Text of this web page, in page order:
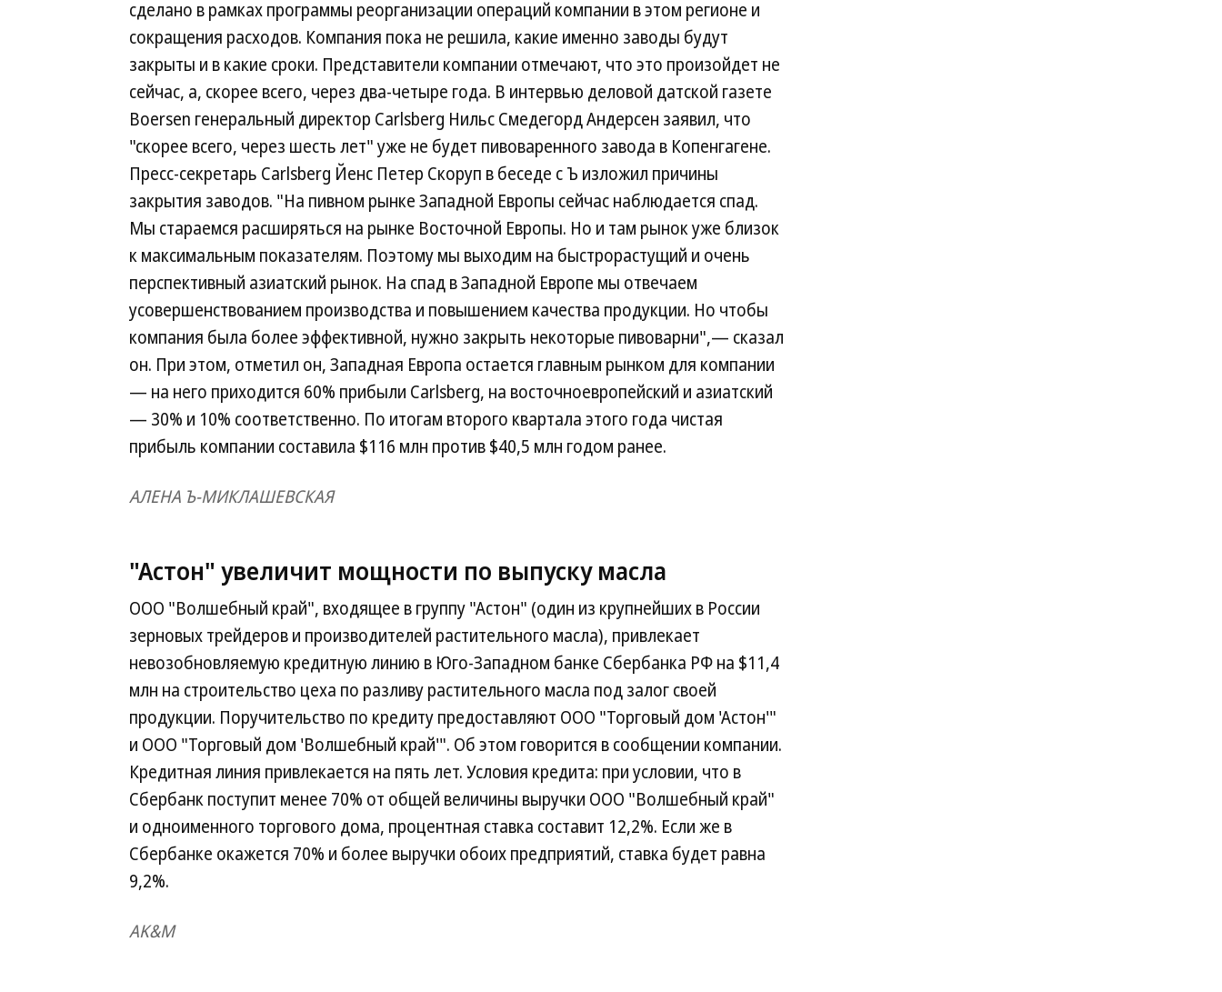
сделано в рамках программы реорганизации операций компании в этом регионе и
сокращения расходов. Компания пока не решила, какие именно заводы будут
закрыты и в какие сроки. Представители компании отмечают, что это произойдет не
сейчас, а, скорее всего, через два-четыре года. В интервью деловой датской газете
Boersen генеральный директор Carlsberg Нильс Смедегорд Андерсен заявил, что
"скорее всего, через шесть лет" уже не будет пивоваренного завода в Копенгагене.
Пресс-секретарь Carlsberg Йенс Петер Скоруп в беседе с Ъ изложил причины
закрытия заводов. "На пивном рынке Западной Европы сейчас наблюдается спад.
Мы стараемся расширяться на рынке Восточной Европы. Но и там рынок уже близок
к максимальным показателям. Поэтому мы выходим на быстрорастущий и очень
перспективный азиатский рынок. На спад в Западной Европе мы отвечаем
усовершенствованием производства и повышением качества продукции. Но чтобы
компания была более эффективной, нужно закрыть некоторые пивоварни",— сказал
он. При этом, отметил он, Западная Европа остается главным рынком для компании
— на него приходится 60% прибыли Carlsberg, на восточноевропейский и азиатский
— 30% и 10% соответственно. По итогам второго квартала этого года чистая
прибыль компании составила $116 млн против $40,5 млн годом ранее.
АЛЕНА Ъ-МИКЛАШЕВСКАЯ
"Астон" увеличит мощности по выпуску масла
ООО "Волшебный край", входящее в группу "Астон" (один из крупнейших в России
зерновых трейдеров и производителей растительного масла), привлекает
невозобновляемую кредитную линию в Юго-Западном банке Сбербанка РФ на $11,4
млн на строительство цеха по разливу растительного масла под залог своей
продукции. Поручительство по кредиту предоставляют ООО "Торговый дом 'Астон'"
и ООО "Торговый дом 'Волшебный край'". Об этом говорится в сообщении компании.
Кредитная линия привлекается на пять лет. Условия кредита: при условии, что в
Сбербанк поступит менее 70% от общей величины выручки ООО "Волшебный край"
и одноименного торгового дома, процентная ставка составит 12,2%. Если же в
Сбербанке окажется 70% и более выручки обоих предприятий, ставка будет равна
9,2%.
AK&M